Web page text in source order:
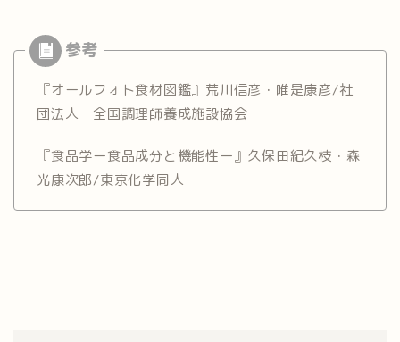
『オールフォト食材図鑑』荒川信彦・唯是康彦/社
団法人 全国調理師養成施設協会
『食品学ー食品成分と機能性ー』久保田紀久枝・森
光康次郎/東京化学同人